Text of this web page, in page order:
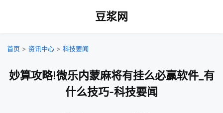
豆浆网
首页 > 资讯中心 > 科技要闻
妙算攻略!微乐内蒙麻将有挂么必赢软件_有
什么技巧-科技要闻